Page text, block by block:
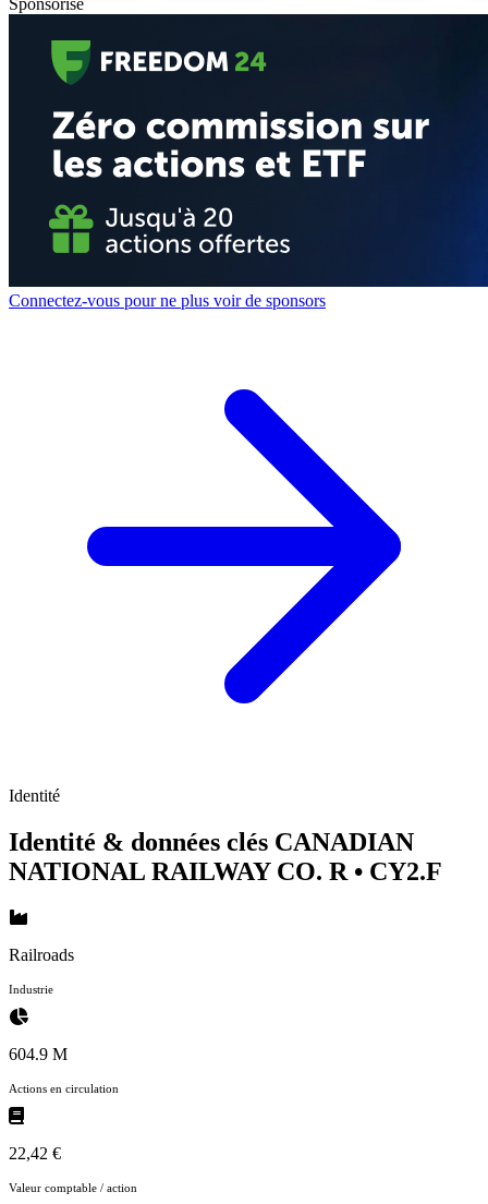
Sponsorisé
Connectez-vous pour ne plus voir de sponsors
Identité
Identité & données clés CANADIAN
NATIONAL RAILWAY CO. R • CY2.F
Railroads
Industrie
604.9 M
Actions en circulation
22,42 €
Valeur comptable / action